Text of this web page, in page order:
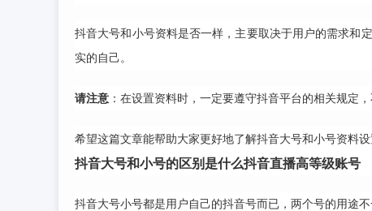
抖音大号和小号资料是否一样，主要取决于用户的需求和
实的自己。
请注意 ：在设置资料时，一定要遵守抖音平台的相关规定
希望这篇文章能帮助大家更好地了解抖音大号和小号资料
抖音大号和小号的区别是什么抖音直播高等级账号
抖音大号小号都是用户自己的抖音号而已，两个号的用途